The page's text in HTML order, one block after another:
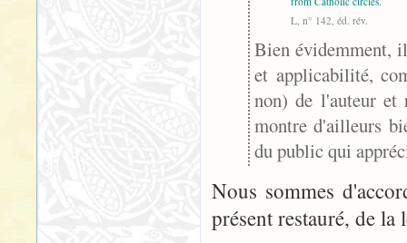
L, n° 142, éd. rév.
Bien évidemment,
et applicabilité,
non) de l'auteur et
montre d'ailleurs
du public qui
Nous sommes
présent restauré, de